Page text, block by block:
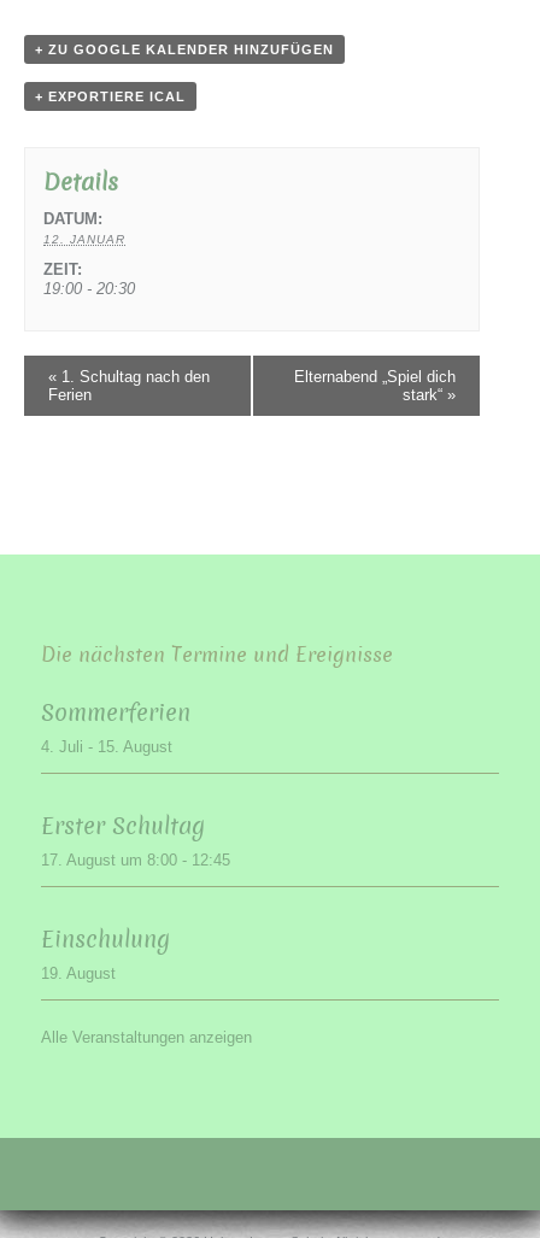
+ ZU GOOGLE KALENDER HINZUFÜGEN
+ EXPORTIERE ICAL
Details
DATUM:
12. JANUAR
ZEIT:
19:00 - 20:30
« 1. Schultag nach den
Ferien
Elternabend „Spiel dich
stark“ »
Die nächsten Termine und Ereignisse
Sommerferien
4. Juli - 15. August
Erster Schultag
17. August um 8:00 - 12:45
Einschulung
19. August
Alle Veranstaltungen anzeigen